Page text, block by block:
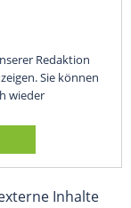
Redaktion
Sie können
wieder
Inhalte